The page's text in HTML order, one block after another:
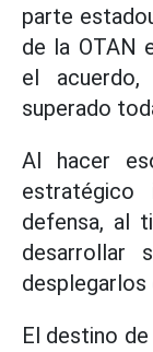
parte
de la OTAN
el
superado
Al hacer
defensa, al
desarrollar
desplegarlos
El destino